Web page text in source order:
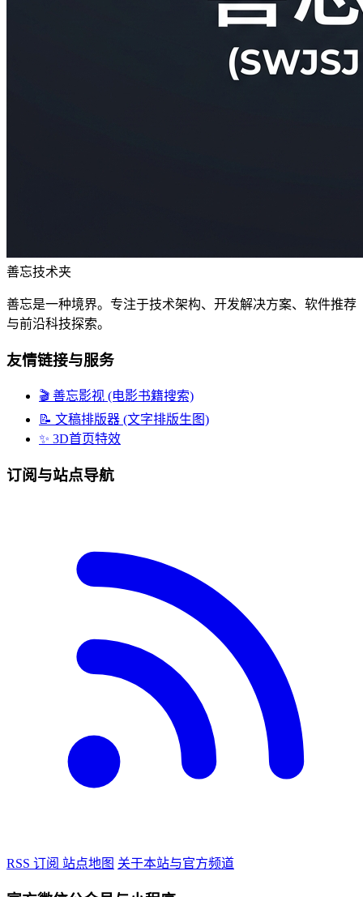
善忘技术夹
善忘是一种境界。专注于技术架构、开发解决方案、软件推荐
与前沿科技探索。
友情链接与服务
🎬 善忘影视 (电影书籍搜索)
📝 文稿排版器 (文字排版生图)
✨ 3D首页特效
订阅与站点导航
RSS 订阅 站点地图 关于本站与官方频道